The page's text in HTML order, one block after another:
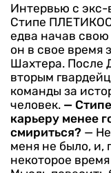
Интервью с экс-
Стипе
едва начав свою
он в свое время
Шахтера. После
вторым
команды за
человек. —
карьеру менее
смириться? —
меня не было, и,
некоторое